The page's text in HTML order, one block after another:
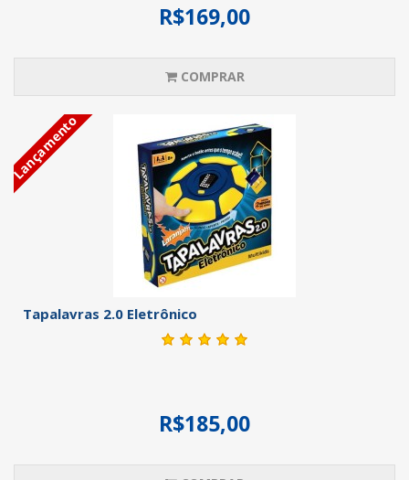
R$169,00
COMPRAR
Lançamento
Tapalavras 2.0 Eletrônico
R$185,00